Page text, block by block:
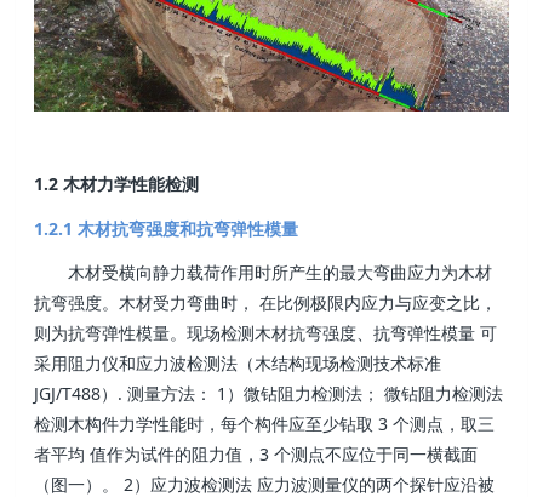
1.2 木材力学性能检测
1.2.1 木材抗弯强度和抗弯弹性模量
木材受横向静力载荷作用时所产生的最大弯曲应力为木材
抗弯强度。木材受力弯曲时， 在比例极限内应力与应变之比，
则为抗弯弹性模量。现场检测木材抗弯强度、抗弯弹性模量 可
采用阻力仪和应力波检测法（木结构现场检测技术标准
JGJ/T488）. 测量方法： 1）微钻阻力检测法； 微钻阻力检测法
检测木构件力学性能时，每个构件应至少钻取 3 个测点，取三
者平均 值作为试件的阻力值，3 个测点不应位于同一横截面
（图一）。 2）应力波检测法 应力波测量仪的两个探针应沿被